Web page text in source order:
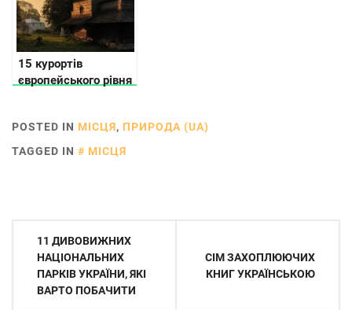
15 курортів
європейського рівня
POSTED IN МІСЦЯ, ПРИРОДА (UA)
TAGGED IN
МІСЦЯ
Навігація
записів
11 ДИВОВИЖНИХ
НАЦІОНАЛЬНИХ
ПАРКІВ УКРАЇНИ, ЯКІ
ВАРТО ПОБАЧИТИ
СІМ ЗАХОПЛЮЮЧИХ
КНИГ УКРАЇНСЬКОЮ